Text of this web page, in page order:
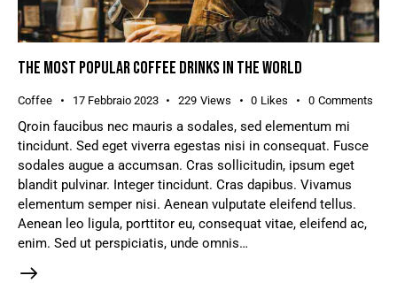
THE MOST POPULAR COFFEE DRINKS IN THE WORLD
Coffee 17 Febbraio 2023 229 Views 0 Likes 0 Comments
Qroin faucibus nec mauris a sodales, sed elementum mi
tincidunt. Sed eget viverra egestas nisi in consequat. Fusce
sodales augue a accumsan. Cras sollicitudin, ipsum eget
blandit pulvinar. Integer tincidunt. Cras dapibus. Vivamus
elementum semper nisi. Aenean vulputate eleifend tellus.
Aenean leo ligula, porttitor eu, consequat vitae, eleifend ac,
enim. Sed ut perspiciatis, unde omnis…